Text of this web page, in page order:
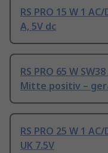
RS PRO 15 W 1
A, 5V dc
RS PRO 65 W
Mitte positiv –
RS PRO 25 W 1
UK 7.5V